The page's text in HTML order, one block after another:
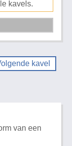
kavels.
kavel
van een